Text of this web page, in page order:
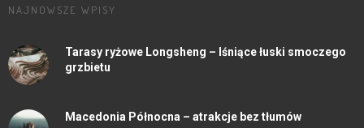
NAJNOWSZE WPISY
Tarasy ryżowe Longsheng – lśniące łuski smoczego
grzbietu
Macedonia Północna – atrakcje bez tłumów